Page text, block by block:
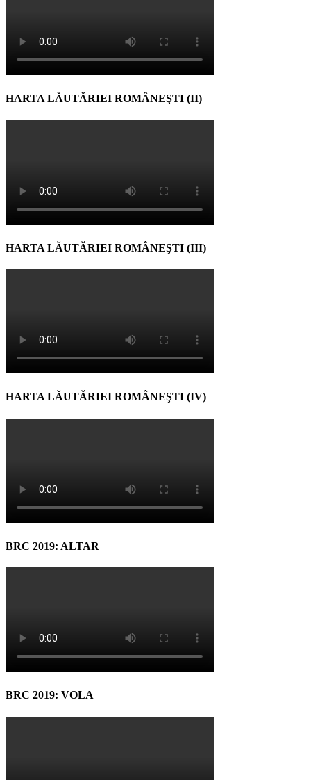
HARTA LĂUTĂRIEI ROMÂNEŞTI (II)
HARTA LĂUTĂRIEI ROMÂNEŞTI (III)
HARTA LĂUTĂRIEI ROMÂNEŞTI (IV)
BRC 2019: ALTAR
BRC 2019: VOLA